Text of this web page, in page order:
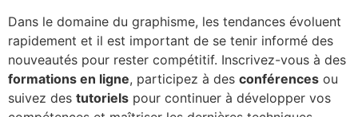
Dans le domaine du graphisme, les tendances évoluent
rapidement et il est important de se tenir informé des
nouveautés pour rester compétitif. Inscrivez-vous à des
formations en ligne, participez à des conférences ou
suivez des tutoriels pour continuer à développer vos